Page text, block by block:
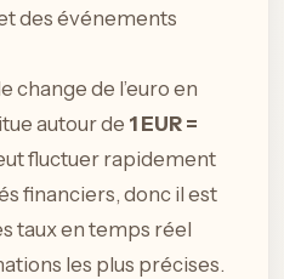
des événements
change de l’euro en
autour de 1 EUR =
fluctuer rapidement
financiers, donc il est
taux en temps réel
les plus précises.